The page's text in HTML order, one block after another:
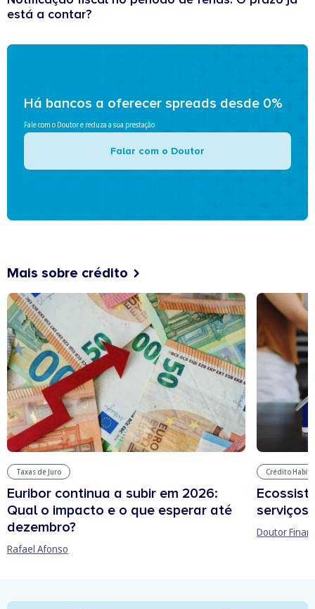
está a contar?
Há bancos a oferecer spreads desde 0%
Fale com o Doutor e reduza a sua prestação
Falar com o Doutor
Mais sobre crédito
Taxas de Juro
Euribor continua a subir em 2026:
Qual o impacto e o que esperar até
dezembro?
Rafael Afonso
Crédito
serviços
Doutor